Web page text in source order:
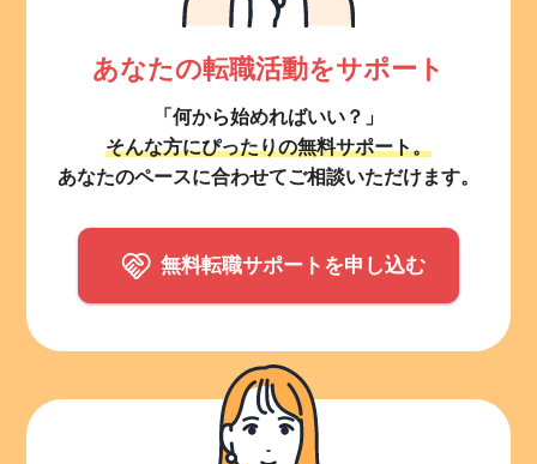
あなたの転職活動をサポート
「何から始めればいい？」
そんな方にぴったりの無料サポート。
あなたのペースに合わせてご相談いただけます。
無料転職サポートを申し込む